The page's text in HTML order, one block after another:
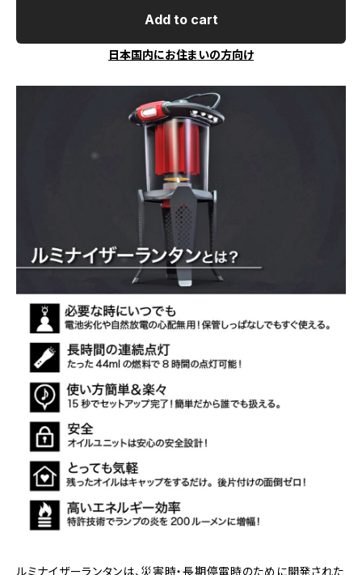
Add to cart
日本国内にお住まいの方向け
ルミナイザーランタンは、災害時・長期停電時のために開発された